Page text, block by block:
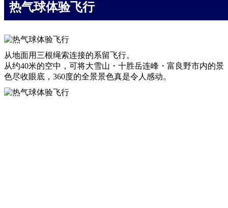
热气球体验飞行
从地面用三根绳索连接的系留飞行。
从约40米的空中，可将大雪山・十胜岳连峰・富良野市内的景
色尽收眼底，360度的全景景色真是令人感动。